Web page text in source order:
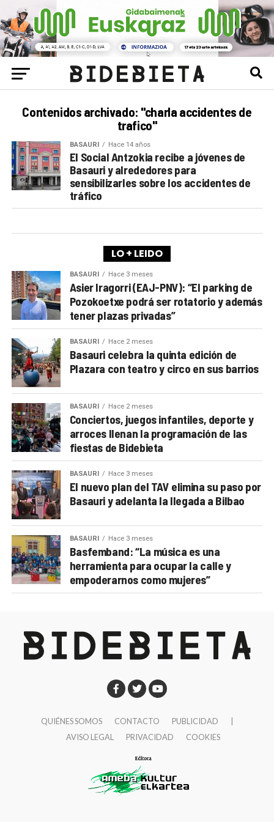
Contenidos archivado: "charla accidentes de
trafico"
BASAURI Hace 14 años
El Social Antzokia recibe a jóvenes de
Basauri y alrededores para
sensibilizarles sobre los accidentes de
tráfico
LO + LEIDO
BASAURI Hace 3 meses
Asier Iragorri (EAJ-PNV): “El parking de
Pozokoetxe podrá ser rotatorio y además
tener plazas privadas”
BASAURI Hace 2 meses
Basauri celebra la quinta edición de
Plazara con teatro y circo en sus barrios
BASAURI Hace 2 meses
Conciertos, juegos infantiles, deporte y
arroces llenan la programación de las
fiestas de Bidebieta
BASAURI Hace 3 meses
El nuevo plan del TAV elimina su paso por
Basauri y adelanta la llegada a Bilbao
BASAURI Hace 3 meses
Basfemband: “La música es una
herramienta para ocupar la calle y
empoderarnos como mujeres”
QUIÉNES SOMOS CONTACTO PUBLICIDAD
AVISO LEGAL
PRIVACIDAD COOKIES